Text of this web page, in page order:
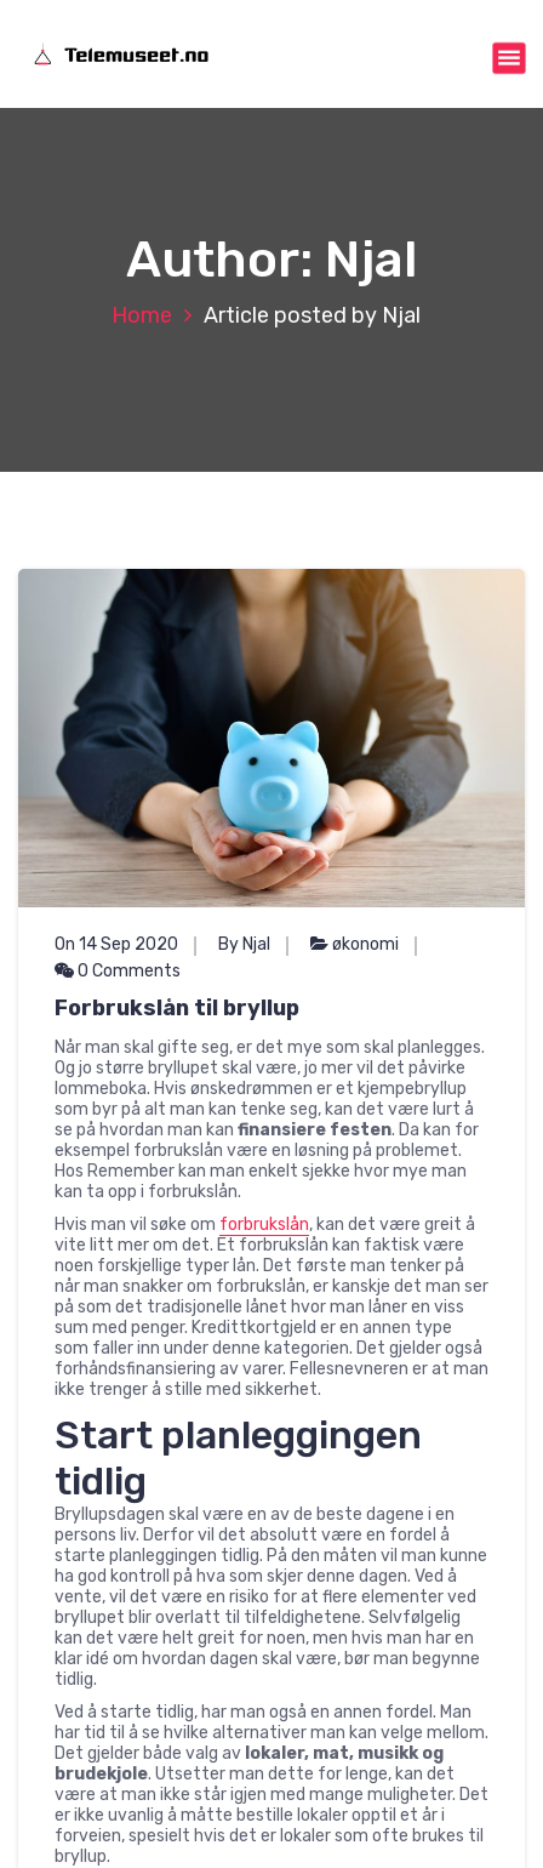
telemuseet.no
Author: Njal
Home Article posted by Njal
On 14 Sep 2020 By Njal
økonomi
0 Comments
Forbrukslån til bryllup
Når man skal gifte seg, er det mye som skal planlegges.
Og jo større bryllupet skal være, jo mer vil det påvirke
lommeboka. Hvis ønskedrømmen er et kjempebryllup
som byr på alt man kan tenke seg, kan det være lurt å
se på hvordan man kan finansiere festen. Da kan for
eksempel forbrukslån være en løsning på problemet.
Hos Remember kan man enkelt sjekke hvor mye man
kan ta opp i forbrukslån.
Hvis man vil søke om forbrukslån, kan det være greit å
vite litt mer om det. Et forbrukslån kan faktisk være
noen forskjellige typer lån. Det første man tenker på
når man snakker om forbrukslån, er kanskje det man ser
på som det tradisjonelle lånet hvor man låner en viss
sum med penger. Kredittkortgjeld er en annen type
som faller inn under denne kategorien. Det gjelder også
forhåndsfinansiering av varer. Fellesnevneren er at man
ikke trenger å stille med sikkerhet.
Start planleggingen
tidlig
Bryllupsdagen skal være en av de beste dagene i en
persons liv. Derfor vil det absolutt være en fordel å
starte planleggingen tidlig. På den måten vil man kunne
ha god kontroll på hva som skjer denne dagen. Ved å
vente, vil det være en risiko for at flere elementer ved
bryllupet blir overlatt til tilfeldighetene. Selvfølgelig
kan det være helt greit for noen, men hvis man har en
klar idé om hvordan dagen skal være, bør man begynne
tidlig.
Ved å starte tidlig, har man også en annen fordel. Man
har tid til å se hvilke alternativer man kan velge mellom.
Det gjelder både valg av lokaler, mat, musikk og
brudekjole. Utsetter man dette for lenge, kan det
være at man ikke står igjen med mange muligheter. Det
er ikke uvanlig å måtte bestille lokaler opptil et år i
forveien, spesielt hvis det er lokaler som ofte brukes til
bryllup.